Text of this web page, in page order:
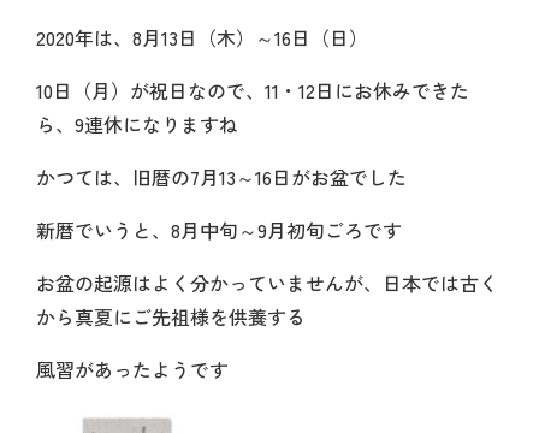
2020年は、8月13日（木）～16日（日）
10日（月）が祝日なので、11・12日にお休みできた
ら、9連休になりますね
かつては、旧暦の7月13～16日がお盆でした
新暦でいうと、8月中旬～9月初旬ごろです
お盆の起源はよく分かっていませんが、日本では古く
から真夏にご先祖様を供養する
風習があったようです